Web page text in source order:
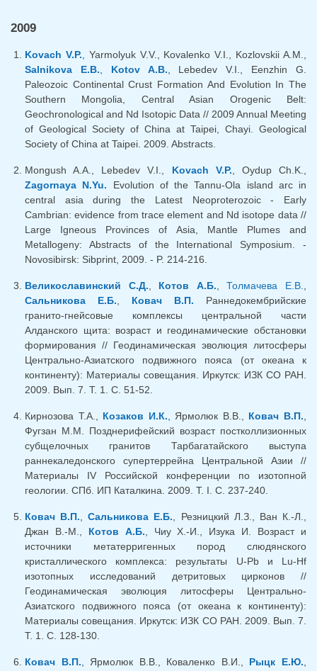
2009
Kovach V.P. , Yarmolyuk V.V., Kovalenko V.I., Kozlovskii A.M.,
Salnikova E.B.
Kotov A.B. , Lebedev V.I., Eenzhin G.
Paleozoic Continental Crust Formation And Evolution In The
Southern Mongolia, Central Asian Orogenic Belt:
Geochronological and Nd Isotopic Data // 2009 Annual Meeting
of Geological Society of China at Taipei, Chayi. Geological
Society of China at Taipei. 2009. Abstracts.
Mongush A.A., Lebedev V.I., Kovach V.P. , Oydup Ch.K.,
Zagornaya N.Yu. Evolution of the Tannu-Ola island arc in
central asia during the Latest Neoproterozoic - Early
Cambrian: evidence from trace element and Nd isotope data //
Large Igneous Provinces of Asia, Mantle Plumes and
Metallogeny: Abstracts of the International Symposium. -
Novosibirsk: Sibprint, 2009. - P. 214-216.
Великославинский С.Д. Котов А.Б. ,Толмачева Е.В.
Сальникова Е.Б.
Ковач В.П. Раннедокембрийские
гранито-гнейсовые комплексы центральной части
Алданского щита: возраст и геодинамические обстановки
формирования // Геодинамическая эволюция литосферы
Центрально-Азиатского подвижного пояса (от океана к
континенту): Материалы совещания. Иркутск: ИЗК СО РАН.
2009. Вып. 7. Т. 1. С. 51-52.
Кирнозова Т.А., Козаков И.К. , Ярмолюк В.В., Ковач В.П.
Фугзан М.М. Позднерифейский возраст постколлизионных
субщелочных гранитов Тарбагатайского выступа
раннекаледонского супертеррейна Центральной Азии //
Материалы IV Российской конференции по изотопной
геологии. СПб. ИП Каталкина. 2009. Т. I. С. 237-240.
Ковач В.П. ,Сальникова Е.Б. , Резницкий Л.З., Ван К.-Л.,
Джан В.-М., Котов А.Б. , Чиу Х.-И., Изука И. Возраст и
источники метатерригенных пород слюдянского
кристаллического комплекса: результаты U-Pb и Lu-Hf
изотопных исследований детритовых цирконов //
Геодинамическая эволюция литосферы Центрально-
Азиатского подвижного пояса (от океана к континенту):
Материалы совещания. Иркутск: ИЗК СО РАН. 2009. Вып. 7.
Т. 1. С. 128-130.
Ковач В.П. , Ярмолюк В.В., Коваленко В.И., Рыцк Е.Ю.